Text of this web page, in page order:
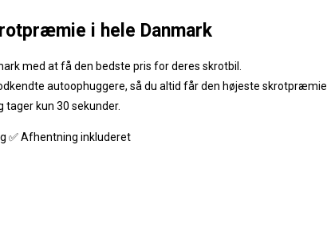
i hele Danmark
med at få den bedste pris for deres skrotbil.
autoophuggere, så du altid får den højeste skrotpræmie.
kun 30 sekunder.
✅ Afhentning inkluderet